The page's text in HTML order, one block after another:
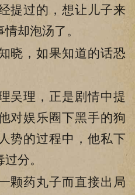
过的，想让儿子来
却泡汤了。
，如果知道的话恐
理，正是剧情中提
对娱乐圈下黑手的狗
势的过程中，他私下
分。
药丸子而直接出局